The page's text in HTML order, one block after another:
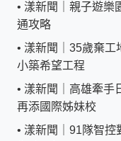
• 漾新聞｜親子遊
通攻略
• 漾新聞｜35歲棄
小築希望工程
• 漾新聞｜高雄牽
再添國際姊妹校
• 漾新聞｜91隊智